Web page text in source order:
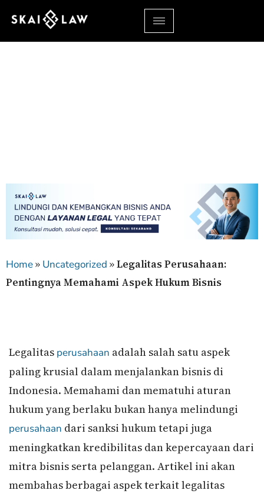
Home» Uncategorized »Legalitas Perusahaan:
Pentingnya Memahami Aspek Hukum Bisnis
Legalitas perusahaan adalah salah satu aspek
paling krusial dalam menjalankan bisnis di
Indonesia. Memahami dan mematuhi aturan
hukum yang berlaku bukan hanya melindungi
perusahaan dari sanksi hukum tetapi juga
meningkatkan kredibilitas dan kepercayaan dari
mitra bisnis serta pelanggan. Artikel ini akan
membahas berbagai aspek terkait legalitas